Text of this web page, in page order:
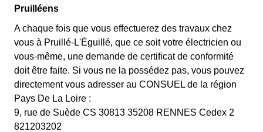
Pruilléens
A chaque fois que vous effectuerez des travaux chez
vous à Pruillé-L'Éguillé, que ce soit votre électricien ou
vous-même, une demande de certificat de conformité
doit être faite. Si vous ne la possédez pas, vous pouvez
directement vous adresser au CONSUEL de la région
Pays De La Loire :
9, rue de Suède CS 30813 35208 RENNES Cedex 2
821203202